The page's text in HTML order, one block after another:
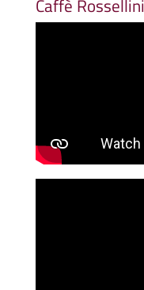
Caffè Rossellini